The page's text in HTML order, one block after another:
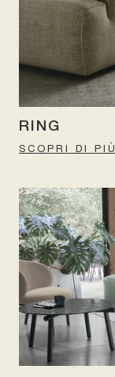
RING
SCOPRI DI PIÙ